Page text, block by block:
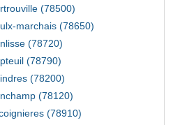
(78500)
marchais (78650)
(78720)
(78790)
(78200)
(78120)
(78910)